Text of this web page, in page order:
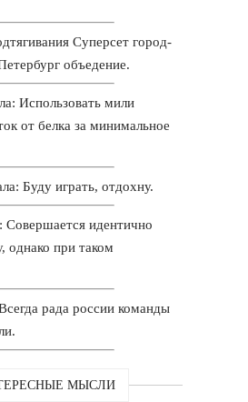
Суперсет город-
объедение.
Использовать мили
от белка за минимальное
Буду играть, отдохну.
Совершается идентично
однако при таком
рада россии команды
МЫСЛИ